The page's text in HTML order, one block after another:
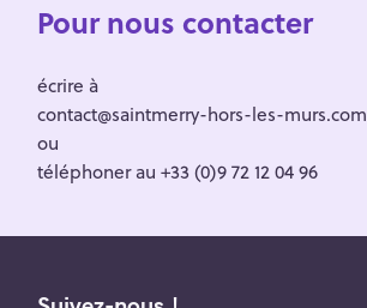
Pour nous contacter
écrire à
contact@saintmerry-hors-les-murs.com
ou
téléphoner au +33 (0)9 72 12 04 96